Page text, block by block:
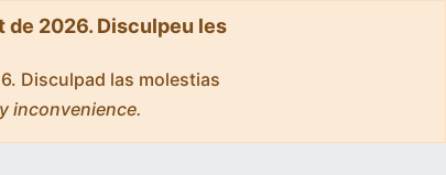
de 2026. Disculpeu les
Disculpad las molestias
inconvenience.